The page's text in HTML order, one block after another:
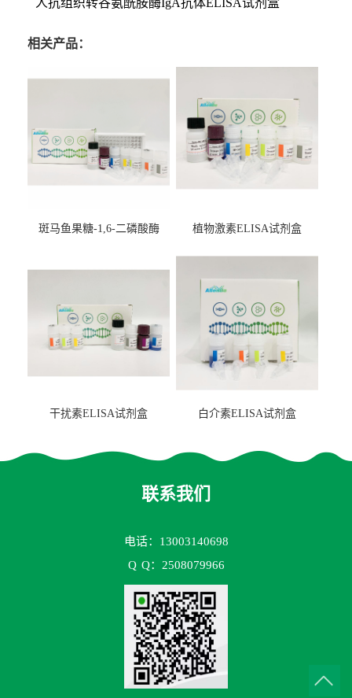
人抗组织转谷氨酰胺酶IgA抗体ELISA试剂盒
相关产品：
斑马鱼果糖-1,6-二磷酸酶
盒
植物激素ELISA试剂盒
干扰素ELISA试剂盒 白介素ELISA试剂盒
联系我们
电话：13003140698
Q Q：2508079966